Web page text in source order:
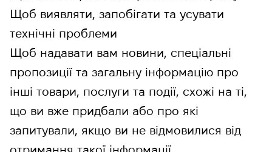
Щоб виявляти, запобігати та усувати
технічні проблеми
Щоб надавати вам новини, спеціальні
пропозиції та загальну інформацію про
інші товари, послуги та події, схожі на ті,
що ви вже придбали або про які
запитували, якщо ви не відмовилися від